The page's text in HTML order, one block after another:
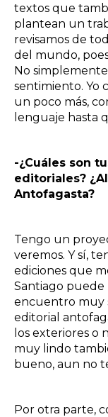
textos que
plantean un
revisamos de
del mundo,
No
sentimiento. Yo
un poco más,
lenguaje hasta
-¿Cuáles son
editoriales?
Antofagasta?
Tengo un
veremos. Y sí,
ediciones que
Santiago puede
encuentro muy
editorial
los exteriores o
muy lindo
bueno, aun no
Por otra parte,